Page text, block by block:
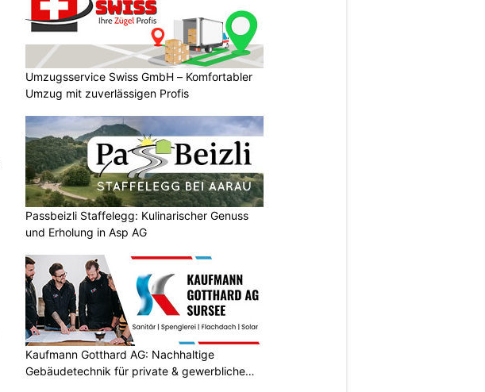
Umzugsservice Swiss GmbH – Komfortabler
Umzug mit zuverlässigen Profis
Passbeizli Staffelegg: Kulinarischer Genuss
und Erholung in Asp AG
Kaufmann Gotthard AG: Nachhaltige
Gebäudetechnik für private & gewerbliche